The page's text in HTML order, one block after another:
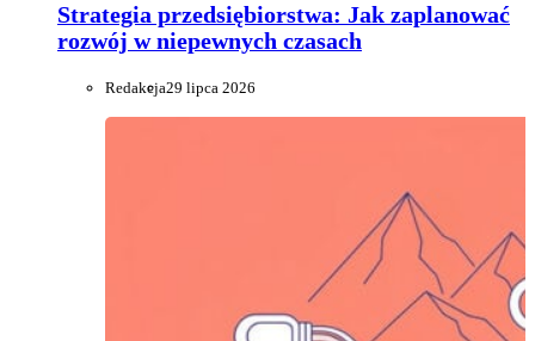
Strategia przedsiębiorstwa: Jak zaplanować
rozwój w niepewnych czasach
Redakcja29 lipca 2026